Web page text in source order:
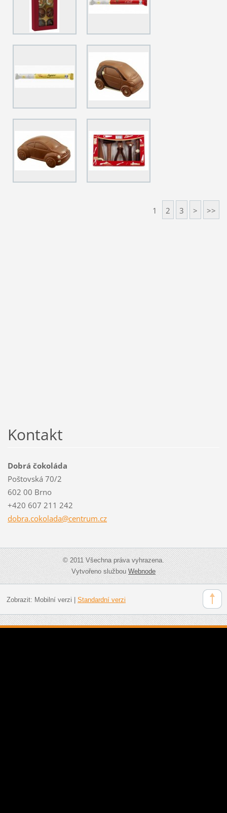
1 2 3 > >>
Kontakt
Dobrá čokoláda
Poštovská 70/2
602 00 Brno
+420 607 211 242
dobra.cokolada@centrum.cz
© 2011 Všechna práva vyhrazena.
Vytvořeno službouWebnode
Zobrazit: Mobilní verzi | Standardní verzi